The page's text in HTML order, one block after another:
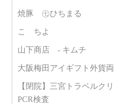
焼豚 ㊆ひちまる
こゝちよ
山下商店 - キムチ
大阪梅田アイギフト外貨
【閉院】三宮トラベルク
PCR検査